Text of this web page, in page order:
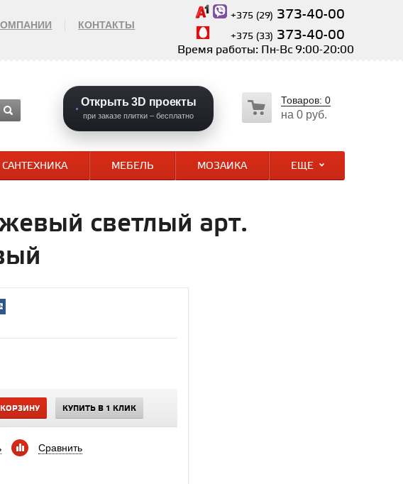
КОНТАКТЫ
+375 (29) 373-40-00
+375 (33) 373-40-00
Время работы: Пн-Вс 9:00-20:00
Открыть 3D проекты
при заказе плитки – бесплатно
Товаров: 0
на 0 руб.
САНТЕХНИКА МЕБЕЛЬ МОЗАИКА ЕЩЕ
светлый арт.
КУПИТЬ В 1 КЛИК
Сравнить